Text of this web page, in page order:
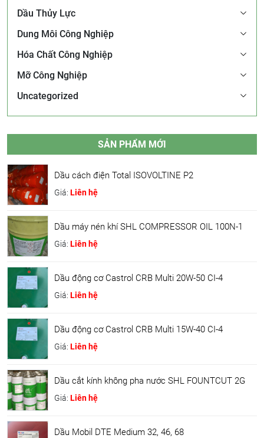
Dầu Thủy Lực
Dung Môi Công Nghiệp
Hóa Chất Công Nghiệp
Mỡ Công Nghiệp
Uncategorized
SẢN PHẨM MỚI
Dầu cách điện Total ISOVOLTINE P2
Giá: Liên hệ
Dầu máy nén khí SHL COMPRESSOR OIL 100N-1
Giá: Liên hệ
Dầu động cơ Castrol CRB Multi 20W-50 CI-4
Giá: Liên hệ
Dầu động cơ Castrol CRB Multi 15W-40 CI-4
Giá: Liên hệ
Dầu cắt kính không pha nước SHL FOUNTCUT 2G
Giá: Liên hệ
Dầu Mobil DTE Medium 32, 46, 68